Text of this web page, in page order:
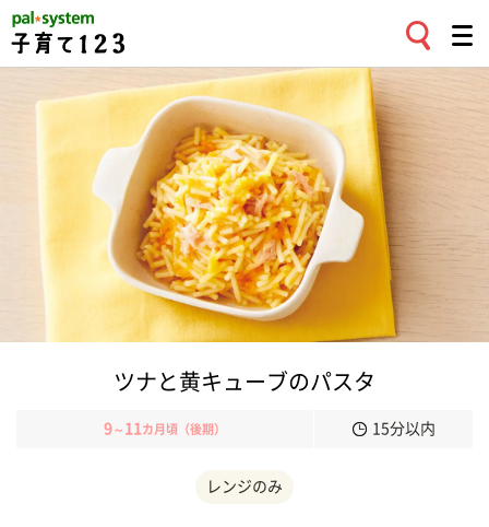
ツナと黄キューブのパスタ
9～ 11 カ月頃（後期） 15分以内
レンジのみ